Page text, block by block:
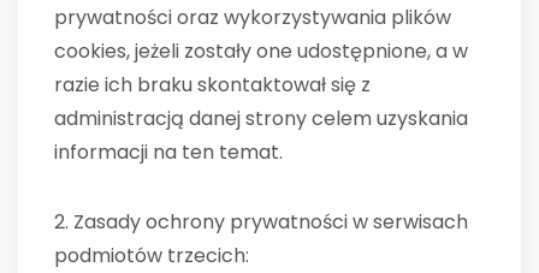
prywatności oraz wykorzystywania plików
cookies, jeżeli zostały one udostępnione, a w
razie ich braku skontaktował się z
administracją danej strony celem uzyskania
informacji na ten temat.
2. Zasady ochrony prywatności w serwisach
podmiotów trzecich: